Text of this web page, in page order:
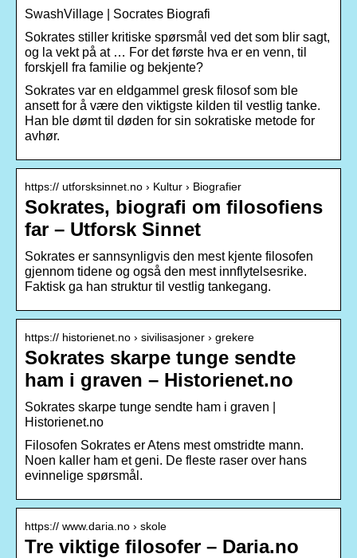
SwashVillage | Socrates Biografi
Sokrates stiller kritiske spørsmål ved det som blir sagt,
og la vekt på at … For det første hva er en venn, til
forskjell fra familie og bekjente?
Sokrates var en eldgammel gresk filosof som ble
ansett for å være den viktigste kilden til vestlig tanke.
Han ble dømt til døden for sin sokratiske metode for
avhør.
https:// utforsksinnet.no › Kultur › Biografier
Sokrates, biografi om filosofiens
far – Utforsk Sinnet
Sokrates er sannsynligvis den mest kjente filosofen
gjennom tidene og også den mest innflytelsesrike.
Faktisk ga han struktur til vestlig tankegang.
https:// historienet.no › sivilisasjoner › grekere
Sokrates skarpe tunge sendte
ham i graven – Historienet.no
Sokrates skarpe tunge sendte ham i graven |
Historienet.no
Filosofen Sokrates er Atens mest omstridte mann.
Noen kaller ham et geni. De fleste raser over hans
evinnelige spørsmål.
https:// www.daria.no › skole
Tre viktige filosofer – Daria.no